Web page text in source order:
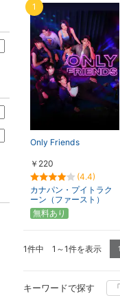
Only Friends
￥220
(4.4)
カナパン・プイトラク
ーン（ファースト）
1
無料あり
1件中 1～1件を表示 1
キーワードで探す